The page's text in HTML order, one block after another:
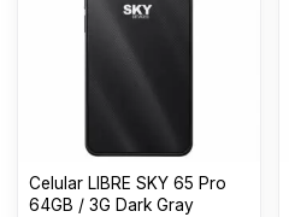
Celular LIBRE SKY 65 Pro
64GB / 3G Dark Gray